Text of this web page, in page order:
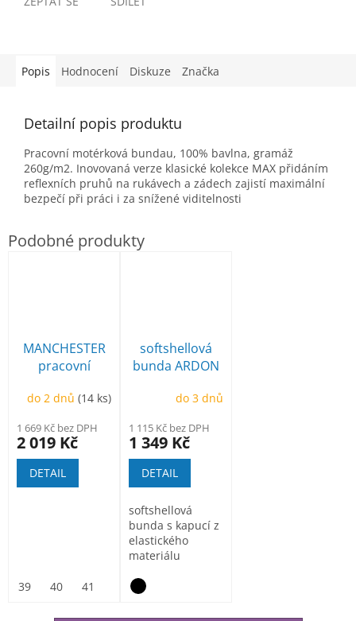
Popis Hodnocení Diskuze Značka
Detailní popis produktu
Pracovní motérková bundau, 100% bavlna, gramáž
260g/m2. Inovovaná verze klasické kolekce MAX přidáním
reflexních pruhů na rukávech a zádech zajistí maximální
bezpečí při práci i za snížené viditelnosti
MANCHESTER
pracovní
do 2 dnů(14 ks)
1 669 Kč bez DPH
2 019 Kč
DETAIL
39 40 41 43
softshellová
bunda ARDON
do 3 dnů
1 115 Kč bez DPH
1 349 Kč
DETAIL
softshellová
bunda s kapucí z
elastického
materiálu
vnitřní část...